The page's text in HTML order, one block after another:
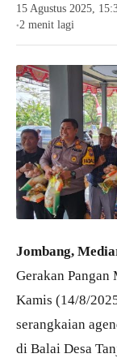
15 Agustus 2025,
●2 menit lagi
Jombang,
Gerakan Pangan
Kamis (14/8/
serangkaian
di Balai Desa